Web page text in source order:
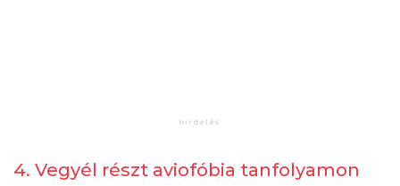
4. Vegyél részt aviofóbia tanfolyamon